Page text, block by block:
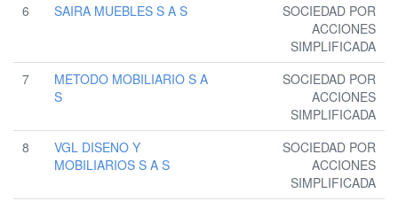
6
SAIRA MUEBLES S A S
SOCIEDAD POR
ACCIONES
SIMPLIFICADA
7
METODO MOBILIARIO S A
S
SOCIEDAD POR
ACCIONES
SIMPLIFICADA
8
VGL DISENO Y
MOBILIARIOS S A S
SOCIEDAD POR
ACCIONES
SIMPLIFICADA